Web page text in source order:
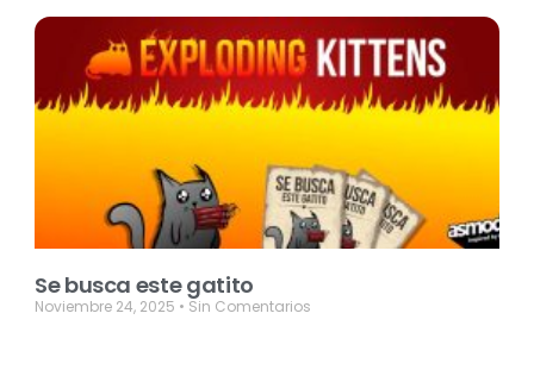
Se busca este gatito
Noviembre 24, 2025 Sin Comentarios